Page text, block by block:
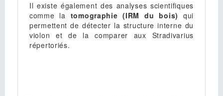
Il existe également des analyses scientifiques
comme la tomographie (IRM du bois) qui
permettent de détecter la structure interne du
violon et de la comparer aux Stradivarius
répertoriés.